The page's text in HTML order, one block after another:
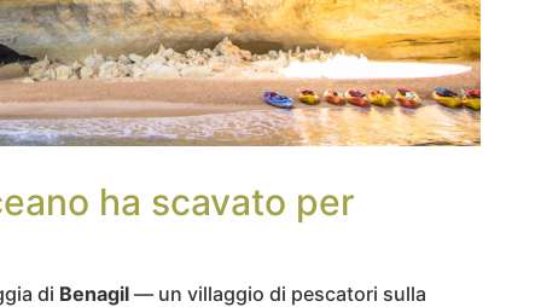
ha scavato per
di Benagil — un villaggio di pescatori sulla